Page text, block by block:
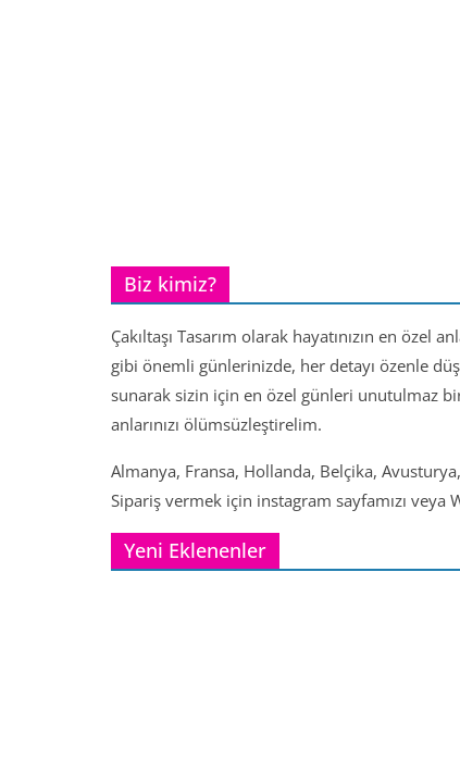
Biz kimiz?
Çakıltaşı Tasarım olarak hayatınızın en
gibi önemli günlerinizde, her detayı özenle
sunarak sizin için en özel günleri unutulmaz
anlarınızı ölümsüzleştirelim.
Almanya, Fransa, Hollanda, Belçika,
Sipariş vermek için instagram sayfamızı veya
Yeni Eklenenler